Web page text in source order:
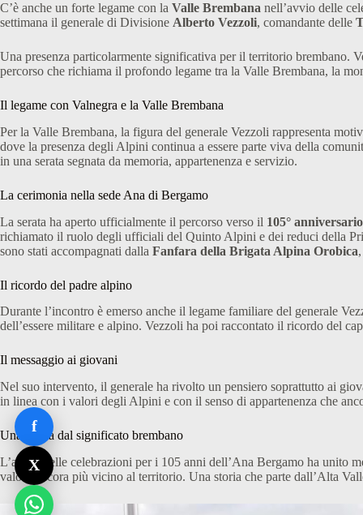
C’è anche un forte legame con la Valle Brembana nell’avvio delle
settimana il generale di Divisione Alberto Vezzoli, comandante delle
Una presenza particolarmente significativa per il territorio brembano.
percorso che richiama il profondo legame tra la Valle Brembana, la
Il legame con Valnegra e la Valle Brembana
Per la Valle Brembana, la figura del generale Vezzoli rappresenta
dove la presenza degli Alpini continua a essere parte viva della
in una serata segnata da memoria, appartenenza e servizio.
La cerimonia nella sede Ana di Bergamo
La serata ha aperto ufficialmente il percorso verso il 105°
richiamato il ruolo degli ufficiali del Quinto Alpini e dei reduci della
sono stati accompagnati dalla Fanfara della Brigata Alpina Orobica
Il ricordo del padre alpino
Durante l’incontro è emerso anche il legame familiare del generale
dell’essere militare e alpino. Vezzoli ha poi raccontato il ricordo del
Il messaggio ai giovani
Nel suo intervento, il generale ha rivolto un pensiero soprattutto ai
in linea con i valori degli Alpini e con il senso di appartenenza che
Una serata dal significato brembano
L’avvio delle celebrazioni per i 105 anni dell’Ana Bergamo ha unito
valore ancora più vicino al territorio. Una storia che parte dall’Alta
f
X